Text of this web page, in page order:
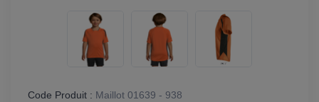
Code Produit : Maillot 01639 - 938